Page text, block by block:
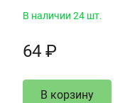
В наличии 24 шт.
64 ₽
В корзину